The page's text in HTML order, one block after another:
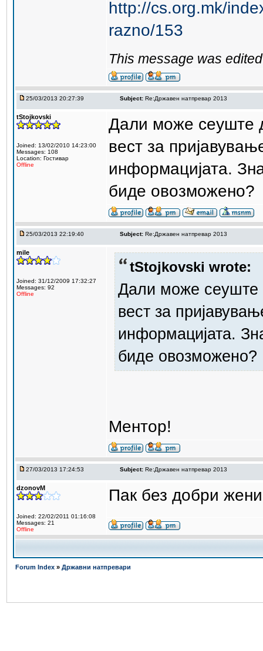
http://cs.org.mk/
razno/153
This message was
25/03/2013 20:27:39 Subject: Re:Државен натпревар 2013
tStojkovski
Joined: 13/02/2010 14:23:00
Messages: 108
Location: Гостивар
Offline
Дали може сеуште
вест за
информацијата.
биде овозможено?
25/03/2013 22:19:40 Subject: Re:Државен натпревар 2013
mile
Joined: 31/12/2009 17:32:27
Messages: 92
Offline
tStojkovski wrote:
Дали може сеуште
вест за
информацијата.
биде овозможено?
Ментор!
27/03/2013 17:24:53 Subject: Re:Државен натпревар 2013
dzonovM
Joined: 22/02/2011 01:16:08
Messages: 21
Offline
Пак без добри
Forum Index » Државни натпревари